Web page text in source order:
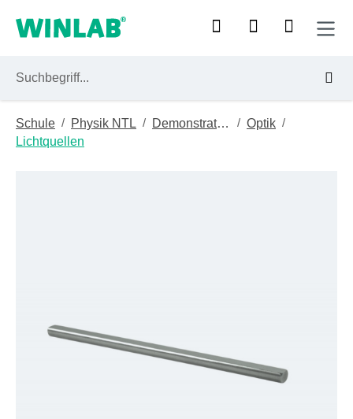
Zum Hauptinhalt springen
Schule / Physik NTL / Demonstrationsgeräte / Optik /
Lichtquellen